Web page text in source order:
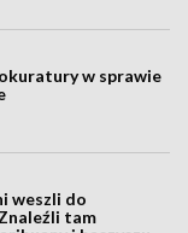
w sprawie
weszli do
tam